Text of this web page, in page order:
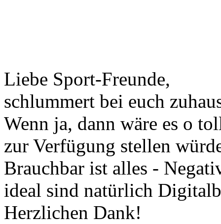
Liebe Sport-Freunde,
schlummert bei euch
Wenn ja, dann wäre es o
zur Verfügung stellen
Brauchbar ist alles -
ideal sind natürlich
Herzlichen Dank!